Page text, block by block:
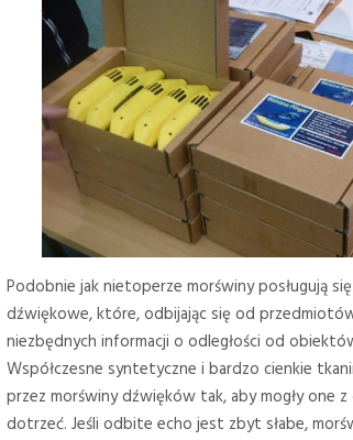
Podobnie jak nietoperze morświny posługują
dźwiękowe, które, odbijając się od
niezbędnych informacji o odległości od
Współczesne syntetyczne i bardzo cienkie
przez morświny dźwięków tak, aby mogły one
dotrzeć. Jeśli odbite echo jest zbyt słabe,